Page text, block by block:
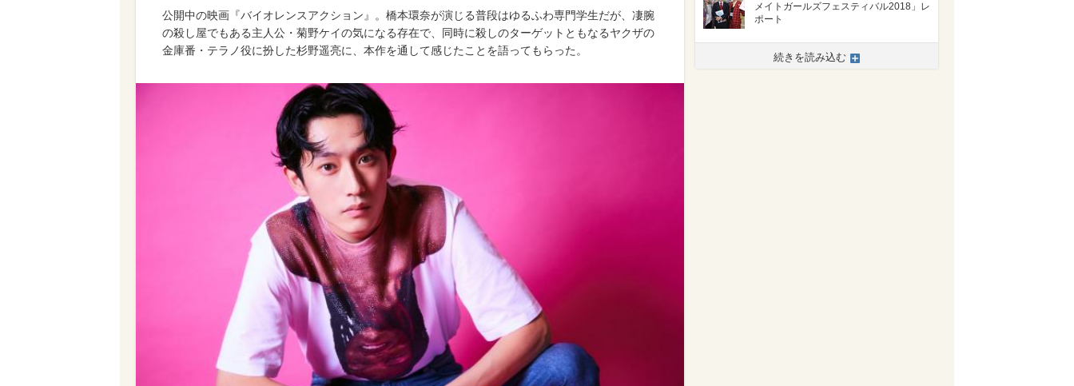
公開中の映画『バイオレンスアクション』。橋本環奈が演じる普段はゆるふわ専門学生だが、凄腕
の殺し屋でもある主人公・菊野ケイの気になる存在で、同時に殺しのターゲットともなるヤクザの
金庫番・テラノ役に扮した杉野遥亮に、本作を通して感じたことを語ってもらった。
メイトガールズフェスティバル2018」レ
ポート
続きを読み込む